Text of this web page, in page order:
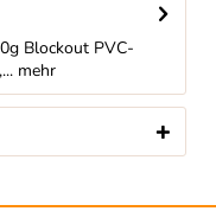
Blockout PVC-
mehr